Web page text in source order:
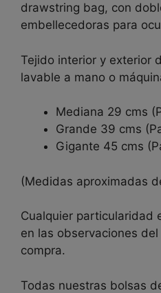
drawstring bag, con
embellecedoras para
Tejido interior y exterior
lavable a mano o
Mediana 29 cms
Grande 39 cms
Gigante 45 cms
(Medidas aproximadas
Cualquier particularidad
en las observaciones
compra.
Todas nuestras bolsas